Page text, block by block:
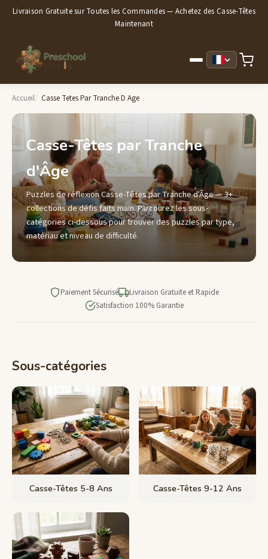
Livraison Gratuite sur Toutes les Commandes — Achetez des Casse-Têtes
Maintenant
Accueil Casse Tetes Par Tranche D Age
Casse-Têtes par Tranche
d'Âge
Puzzles de réflexion Casse-Têtes par Tranche d'Âge — 3+
collections de défis faits main. Parcourez les sous-
catégories ci-dessous pour trouver des puzzles par type,
matériau et niveau de difficulté.
Paiement Sécurisé
Livraison Gratuite et Rapide
Satisfaction 100% Garantie
Sous-catégories
Casse-Têtes 5-8 Ans Casse-Têtes 9-12 Ans